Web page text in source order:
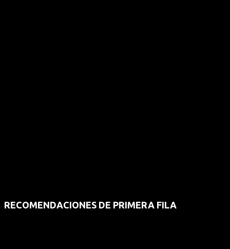
RECOMENDACIONES DE PRIMERA FILA